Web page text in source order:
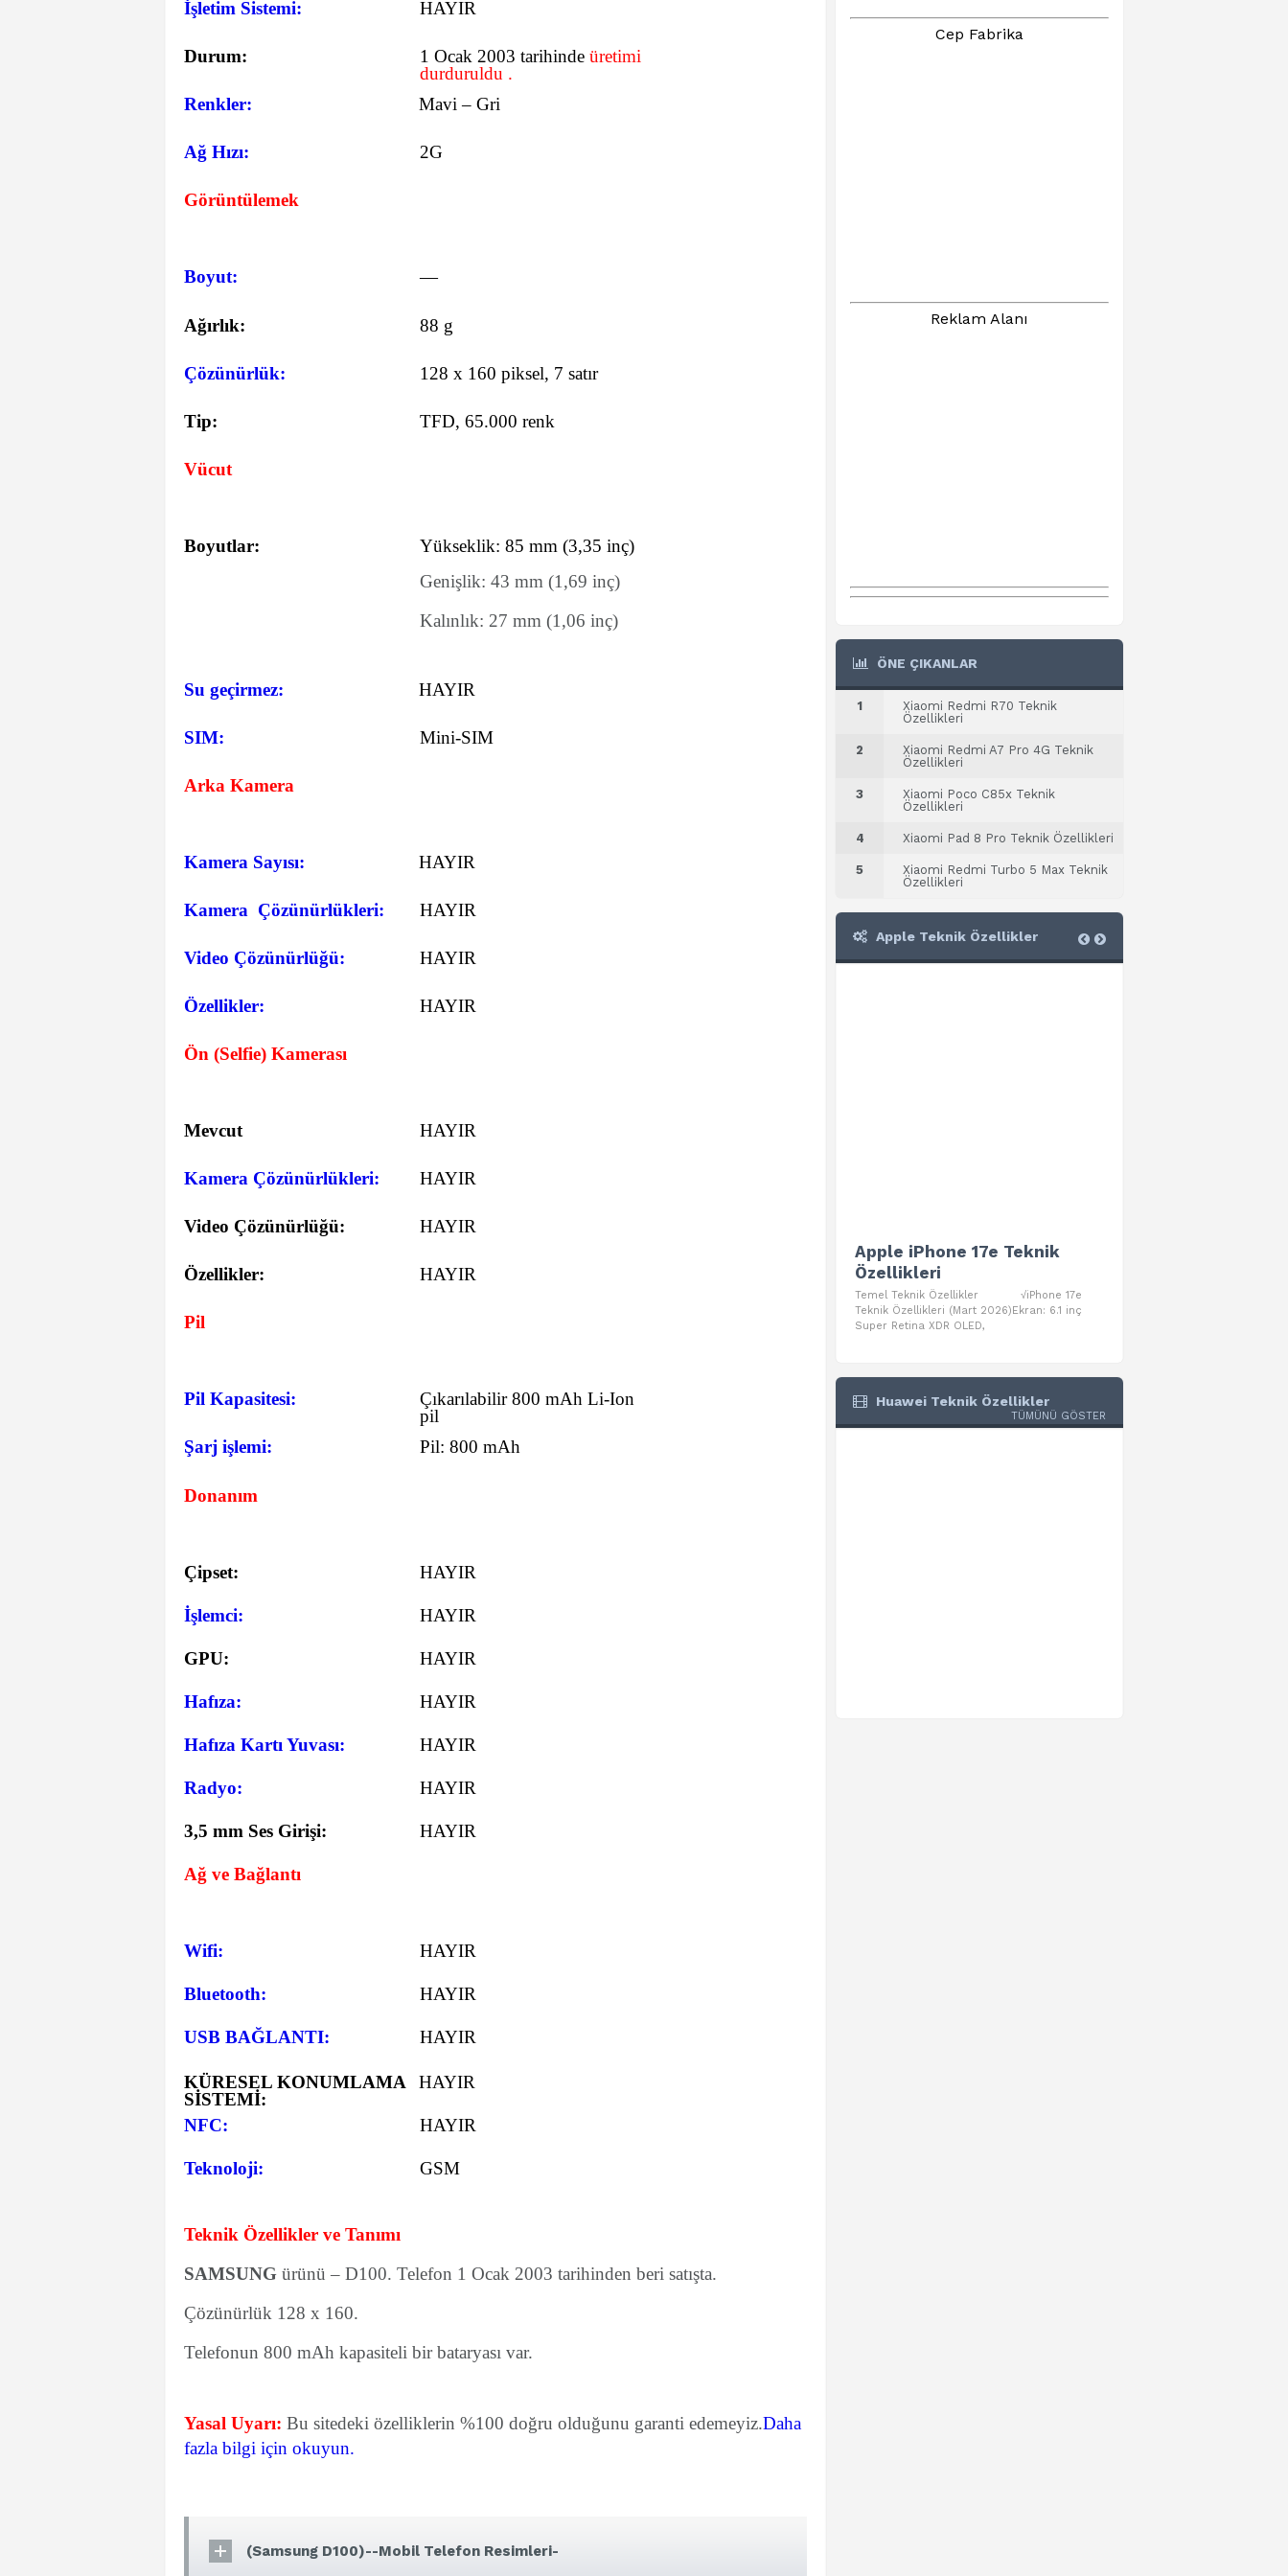
İşletim Sistemi: HAYIR
Durum: 1 Ocak 2003 tarihinde üretimi
durduruldu .
Renkler:
Mavi – Gri
Ağ Hızı: 2G
Görüntülemek
Boyut: —
Ağırlık: 88 g
Çözünürlük: 128 x 160 piksel, 7 satır
Tip: TFD, 65.000 renk
Vücut
Boyutlar: Yükseklik: 85 mm (3,35 inç)
Genişlik: 43 mm (1,69 inç)
Kalınlık: 27 mm (1,06 inç)
Su geçirmez: HAYIR
SIM: Mini-SIM
Arka Kamera
Kamera Sayısı: HAYIR
Kamera Çözünürlükleri: HAYIR
Video Çözünürlüğü: HAYIR
Özellikler: HAYIR
Ön (Selfie) Kamerası
Mevcut HAYIR
Kamera Çözünürlükleri: HAYIR
Video Çözünürlüğü: HAYIR
Özellikler: HAYIR
Pil
Pil Kapasitesi:
Çıkarılabilir 800 mAh Li-Ion
pil
Şarj işlemi:
Pil: 800 mAh
Donanım
Çipset: HAYIR
İşlemci: HAYIR
GPU: HAYIR
Hafıza: HAYIR
Hafıza Kartı Yuvası: HAYIR
Radyo: HAYIR
3,5 mm Ses Girişi: HAYIR
Ağ ve Bağlantı
Wifi: HAYIR
Bluetooth: HAYIR
USB BAĞLANTI: HAYIR
KÜRESEL KONUMLAMA
SİSTEMİ:
HAYIR
NFC: HAYIR
Teknoloji: GSM
Teknik Özellikler ve Tanımı
SAMSUNG ürünü – D100. Telefon 1 Ocak 2003 tarihinden beri satışta.
Çözünürlük 128 x 160.
Telefonun 800 mAh kapasiteli bir bataryası var.
Yasal Uyarı: Bu sitedeki özelliklerin %100 doğru olduğunu garanti edemeyiz.Daha
fazla bilgi için okuyun.
(Samsung D100)--Mobil Telefon Resimleri-
Cep Fabrika
Reklam Alanı
ÖNE ÇIKANLAR
1
Xiaomi Redmi R70 Teknik
Özellikleri
2
Xiaomi Redmi A7 Pro 4G Teknik
Özellikleri
3
Xiaomi Poco C85x Teknik
Özellikleri
4 Xiaomi Pad 8 Pro Teknik Özellikleri
5
Xiaomi Redmi Turbo 5 Max Teknik
Özellikleri
Apple Teknik Özellikler
Apple iPhone 17e Teknik
Özellikleri
Temel Teknik Özellikler √iPhone 17e
Teknik Özellikleri (Mart 2026)Ekran: 6.1 inç
Super Retina XDR OLED,
Huawei Teknik Özellikler
TÜMÜNÜ GÖSTER